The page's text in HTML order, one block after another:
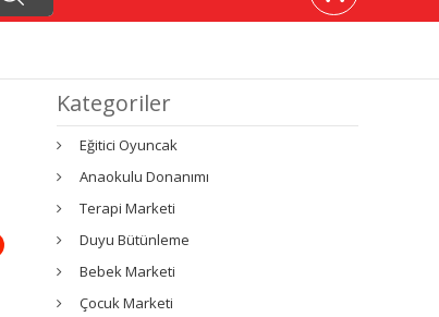
Kategoriler
Eğitici Oyuncak
Anaokulu Donanımı
Terapi Marketi
Duyu Bütünleme
Bebek Marketi
Çocuk Marketi